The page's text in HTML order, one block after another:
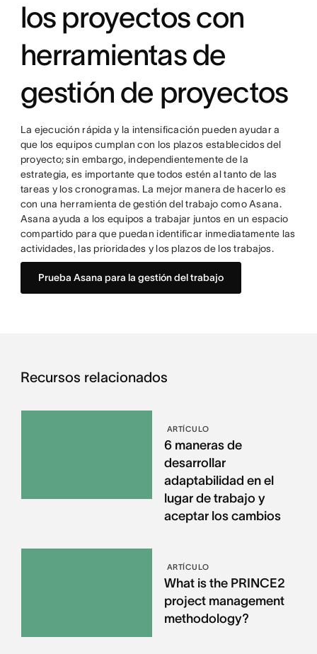
los proyectos con
herramientas de
gestión de proyectos
La ejecución rápida y la intensificación pueden ayudar a
que los equipos cumplan con los plazos establecidos del
proyecto; sin embargo, independientemente de la
estrategia, es importante que todos estén al tanto de las
tareas y los cronogramas. La mejor manera de hacerlo es
con una herramienta de gestión del trabajo como Asana.
Asana ayuda a los equipos a trabajar juntos en un espacio
compartido para que puedan identificar inmediatamente las
actividades, las prioridades y los plazos de los trabajos.
Prueba Asana para la gestión del trabajo
Recursos relacionados
ARTÍCULO
6 maneras de
desarrollar
adaptabilidad en el
lugar de trabajo y
aceptar los cambios
ARTÍCULO
What is the PRINCE2
project management
methodology?